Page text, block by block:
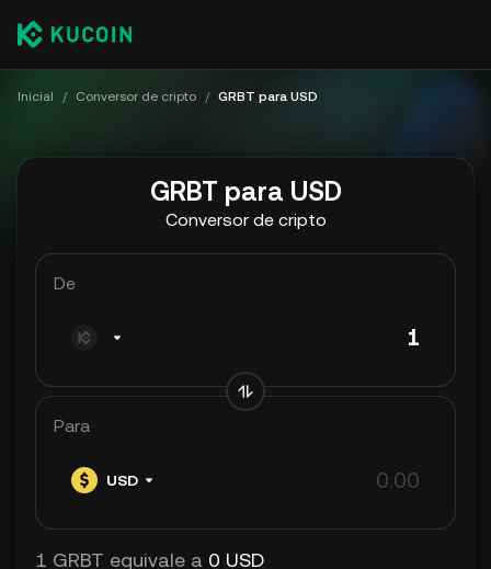
Inicial / Conversor de cripto / GRBT para USD
GRBT para USD
Conversor de cripto
De
Para
USD
1 GRBT equivale a 0 USD